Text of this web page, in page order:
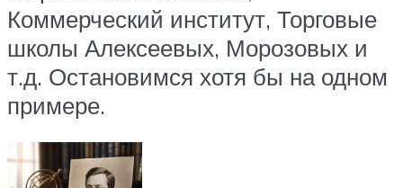
Коммерческий институт, Торговые
школы Алексеевых, Морозовых и
т.д. Остановимся хотя бы на одном
примере.